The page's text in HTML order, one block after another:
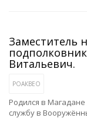
Заместитель
Витальевич.
РОАКВЕО
Родился в Магадане
службу в